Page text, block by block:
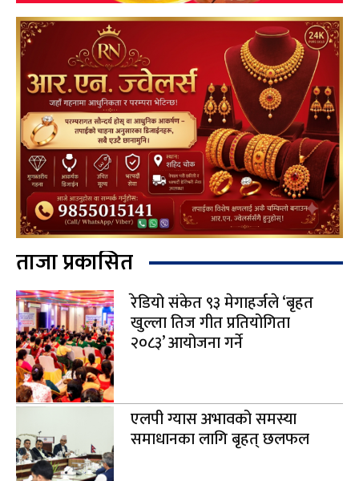
ताजा प्रकासित
रेडियो संकेत ९३ मेगाहर्जले ‘बृहत
खुल्ला तिज गीत प्रतियोगिता
२०८३’ आयोजना गर्ने
एलपी ग्यास अभावको समस्या
समाधानका लागि बृहत् छलफल